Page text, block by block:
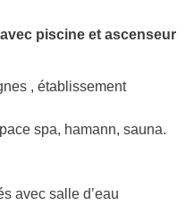
piscine et ascenseur
, établissement
spa, hamann, sauna.
avec salle d’eau